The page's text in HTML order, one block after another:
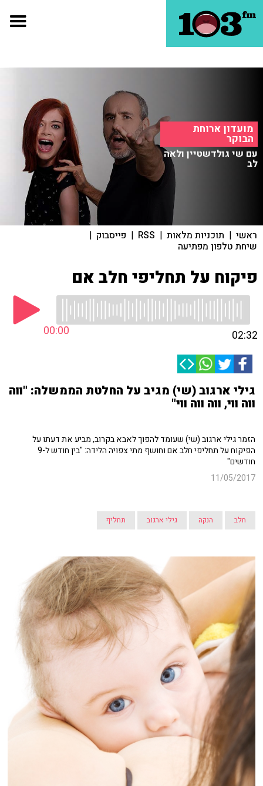
מועדון ארוחת
הבוקר
עם שי גולדשטיין ולאה
לב
ראשי | תוכניות מלאות |
RSS
| פייסבוק |
שיחת טלפון מפתיעה
פיקוח על תחליפי חלב אם
00:00 02:32
גילי ארגוב (שי) מגיב על החלטת הממשלה: "ווה
ווה ווי, ווה ווה ווי"
הזמר גילי ארגוב (שי) שעומד להפוך לאבא בקרוב, מביע את דעתו על
הפיקוח על תחליפי חלב אם וחושף מתי צפויה הלידה: "בין חודש ל-9
חודשים"
11/05/2017
חלב הנקה גילי ארגוב תחליף